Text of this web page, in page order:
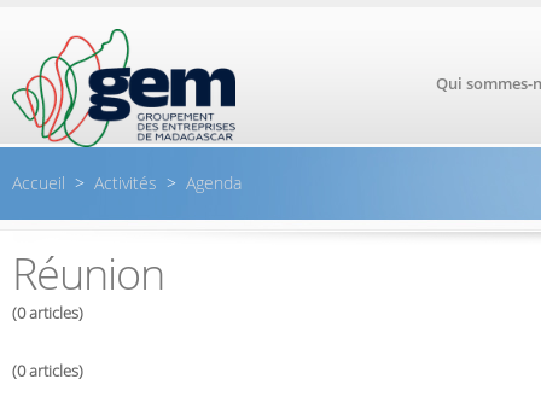
Qui sommes-
Accueil > Activités > Agenda
Réunion
(0 articles)
(0 articles)